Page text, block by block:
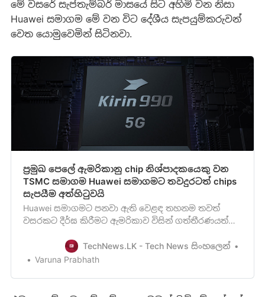
මේ වසරේ සැප්තැම්බර් මාසයේ සිට අහිමි වන නිසා
Huawei සමාගම මේ වන විට දේශීය සැපයුම්කරුවන්
වෙත යොමුවෙමින් සිටිනවා.
ප්‍රමුඛ පෙලේ ඇමරිකානු chip නිශ්පාදකයෙකු වන
TSMC සමාගම Huawei සමාගමට තවදුරටත් chips
සැපයීම අත්හිටුවයි
Huawei සමාගමට පනවා ඇති වෙළඳ තහනම තවත්
වසරකට දීර්ඝ කිරීමට ඇමරිකාව විසින් ගත්තීරණයත්
සමාගමට, සිය උපාංග වලට chipsetලබාගැනීමට
නොහැකිවීමේ ගැටළුවකටද මුහුණ දීමට සිදුවීමේ
(Taiwa…
TechNews.LK - Tech News සිංහලෙන්
Varuna Prabhath